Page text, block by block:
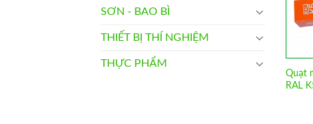
SƠN - BAO BÌ
THIẾT BỊ THÍ NGHIỆM
THỰC PHẨM
Quạt
RAL